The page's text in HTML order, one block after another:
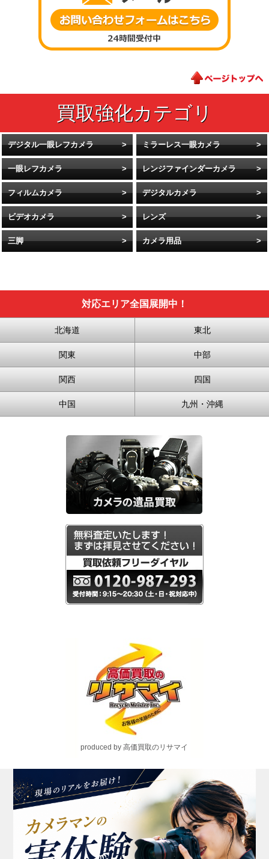
デジタル一眼レフカメラ ミラーレス一眼カメラ
一眼レフカメラ レンジファインダーカメラ
フィルムカメラ デジタルカメラ
ビデオカメラ レンズ
三脚 カメラ用品
対応エリア全国展開中！
北海道 東北
関東 中部
関西 四国
中国 九州・沖縄
produced by 高価買取のリサマイ